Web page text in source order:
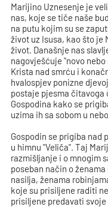
Marijino Uznesenje je
nas, koje se tiče naše
na putu kojim su se
život uz Isusa, kao što je
život. Današnje nas
nagovješćuje "novo
Krista nad smrću i
hvalospjev ponizne
postaje pjesma čitavoga
Gospodina kako se
uzima ih sa sobom u
Gospodin se prigiba nad
u himnu "Veliča". Taj
razmišljanje i o mnogim
poseban način o
nasilja, ženama
koje su prisiljene raditi
prisiljene predavati